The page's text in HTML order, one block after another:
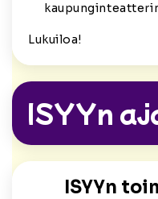
Lukuiloa!
ISYYn
ISYYn